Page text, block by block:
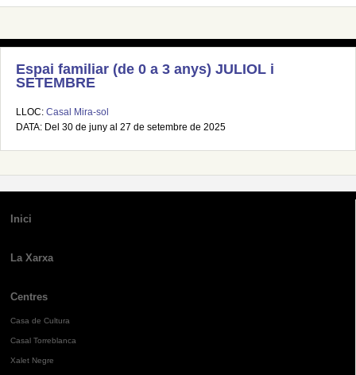
Espai familiar (de 0 a 3 anys) JULIOL i
SETEMBRE
LLOC: Casal Mira-sol
DATA: Del 30 de juny al 27 de setembre de 2025
Inici
La Xarxa
Centres
Casa de Cultura
Casal Torreblanca
Xalet Negre